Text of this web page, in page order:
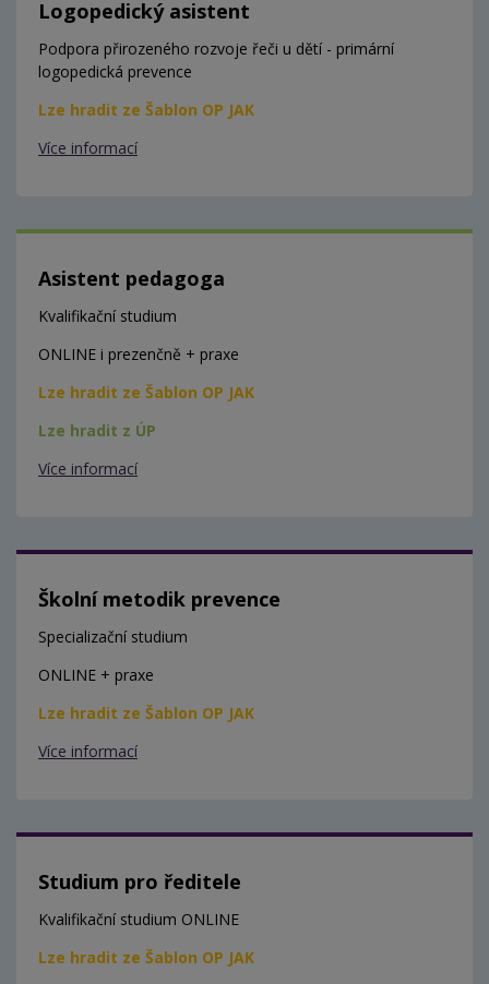
Logopedický asistent
Podpora přirozeného rozvoje řeči u dětí - primární
logopedická prevence
Lze hradit ze Šablon OP JAK
Více informací
Asistent pedagoga
Kvalifikační studium
ONLINE i prezenčně + praxe
Lze hradit ze Šablon OP JAK
Lze hradit z ÚP
Více informací
Školní metodik prevence
Specializační studium
ONLINE + praxe
Lze hradit ze Šablon OP JAK
Více informací
Studium pro ředitele
Kvalifikační studium ONLINE
Lze hradit ze Šablon OP JAK